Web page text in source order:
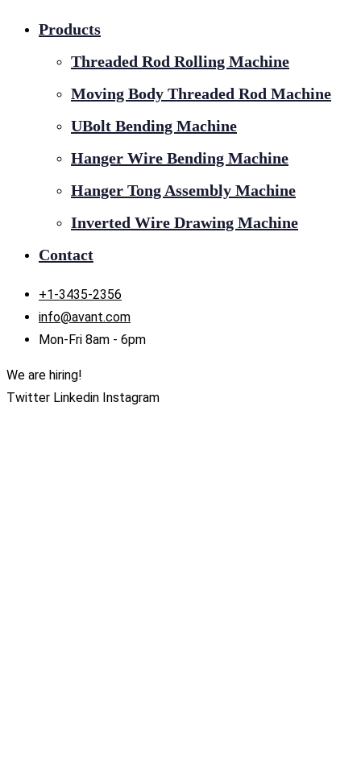
Products
Threaded Rod Rolling Machine
Moving Body Threaded Rod Machine
UBolt Bending Machine
Hanger Wire Bending Machine
Hanger Tong Assembly Machine
Inverted Wire Drawing Machine
Contact
+1-3435-2356
info@avant.com
Mon-Fri 8am - 6pm
We are hiring!
Twitter Linkedin Instagram